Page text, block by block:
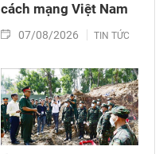
cách mạng Việt Nam​
07/08/2026 TIN TỨC